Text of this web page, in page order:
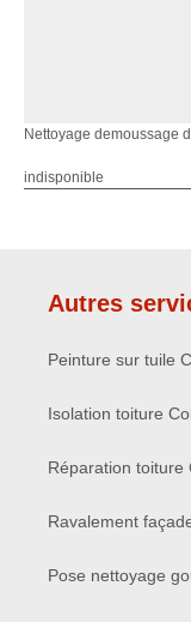
Nettoyage demoussage
indisponible
Autres
Peinture sur tuile
Isolation toiture
Réparation toiture
Ravalement
Pose nettoyage